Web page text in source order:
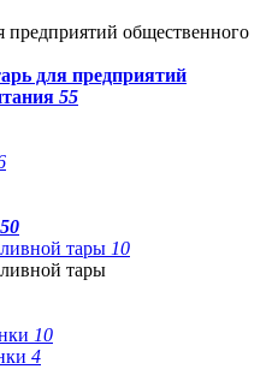
общественного
для предприятий
55
тары 10
тары
10
4